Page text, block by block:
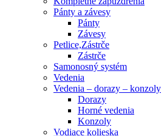
Pánty a závesy
Pánty
Závesy
Petlice,Zástrče
Zástrče
Samonosný systém
Vedenia
Vedenia – dorazy – konzoly
Dorazy
Horné vedenia
Konzoly
Vodiace kolieska